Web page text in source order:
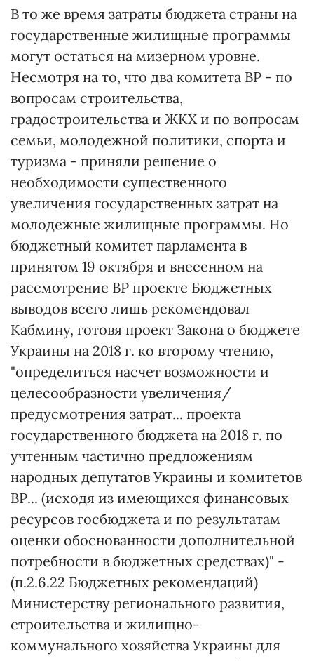
В то же время затраты бюджета страны на
государственные жилищные программы
могут остаться на мизерном уровне.
Несмотря на то, что два комитета ВР - по
вопросам строительства,
градостроительства и ЖКХ и по вопросам
семьи, молодежной политики, спорта и
туризма - приняли решение о
необходимости существенного
увеличения государственных затрат на
молодежные жилищные программы. Но
бюджетный комитет парламента в
принятом 19 октября и внесенном на
рассмотрение ВР проекте Бюджетных
выводов всего лишь рекомендовал
Кабмину, готовя проект Закона о бюджете
Украины на 2018 г. ко второму чтению,
"определиться насчет возможности и
целесообразности увеличения/
предусмотрения затрат... проекта
государственного бюджета на 2018 г. по
учтенным частично предложениям
народных депутатов Украины и комитетов
ВР... (исходя из имеющихся финансовых
ресурсов госбюджета и по результатам
оценки обоснованности дополнительной
потребности в бюджетных средствах)" -
(п.2.6.22 Бюджетных рекомендаций)
Министерству регионального развития,
строительства и жилищно-
коммунального хозяйства Украины для